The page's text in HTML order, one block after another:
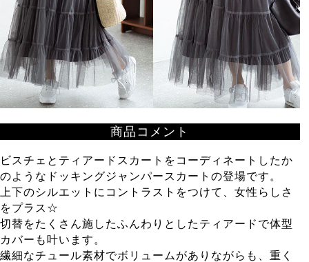
商品コメント
ビスチェとティアードスカートをコーディネートしたか
のようなドッキングジャンパースカートの登場です。
上下のシルエットにコントラストをつけて、女性らしさ
をプラス☆
切替をたくさん施したふんわりとしたティアードで体型
カバーも叶います。
繊細なチュール素材でボリュームがありながらも、重く